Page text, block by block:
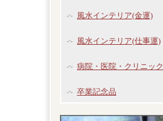
風水インテリア(金運)
風水インテリア(仕事運)
病院・医院・クリニック
卒業記念品